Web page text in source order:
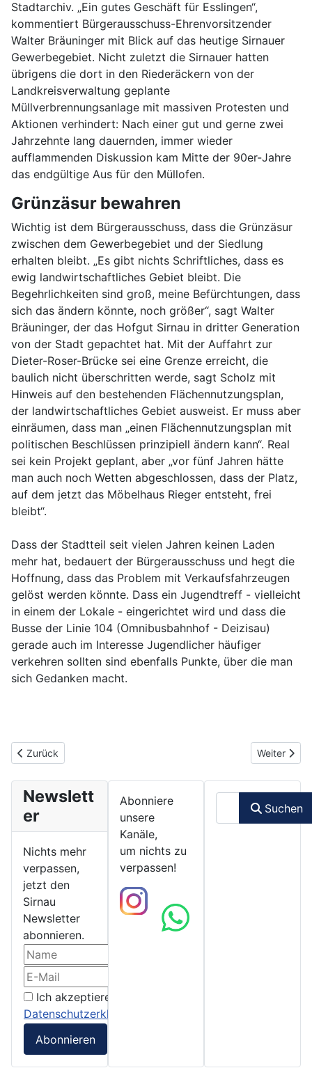
Stadtarchiv. „Ein gutes Geschäft für Esslingen“,
kommentiert Bürgerausschuss-Ehrenvorsitzender
Walter Bräuninger mit Blick auf das heutige Sirnauer
Gewerbegebiet. Nicht zuletzt die Sirnauer hatten
übrigens die dort in den Riederäckern von der
Landkreisverwaltung geplante
Müllverbrennungsanlage mit massiven Protesten und
Aktionen verhindert: Nach einer gut und gerne zwei
Jahrzehnte lang dauernden, immer wieder
aufflammenden Diskussion kam Mitte der 90er-Jahre
das endgültige Aus für den Müllofen.
Grünzäsur bewahren
Wichtig ist dem Bürgerausschuss, dass die Grünzäsur
zwischen dem Gewerbegebiet und der Siedlung
erhalten bleibt. „Es gibt nichts Schriftliches, dass es
ewig landwirtschaftliches Gebiet bleibt. Die
Begehrlichkeiten sind groß, meine Befürchtungen, dass
sich das ändern könnte, noch größer“, sagt Walter
Bräuninger, der das Hofgut Sirnau in dritter Generation
von der Stadt gepachtet hat. Mit der Auffahrt zur
Dieter-Roser-Brücke sei eine Grenze erreicht, die
baulich nicht überschritten werde, sagt Scholz mit
Hinweis auf den bestehenden Flächennutzungsplan,
der landwirtschaftliches Gebiet ausweist. Er muss aber
einräumen, dass man „einen Flächennutzungsplan mit
politischen Beschlüssen prinzipiell ändern kann“. Real
sei kein Projekt geplant, aber „vor fünf Jahren hätte
man auch noch Wetten abgeschlossen, dass der Platz,
auf dem jetzt das Möbelhaus Rieger entsteht, frei
bleibt“.
Dass der Stadtteil seit vielen Jahren keinen Laden
mehr hat, bedauert der Bürgerausschuss und hegt die
Hoffnung, dass das Problem mit Verkaufsfahrzeugen
gelöst werden könnte. Dass ein Jugendtreff - vielleicht
in einem der Lokale - eingerichtet wird und dass die
Busse der Linie 104 (Omnibusbahnhof - Deizisau)
gerade auch im Interesse Jugendlicher häufiger
verkehren sollten sind ebenfalls Punkte, über die man
sich Gedanken macht.
Vorheriger Beitrag: Mit eigenen Ideen gegen den Krach
Zurück Nächster
Weiter
Newslett
er
Nichts mehr
verpassen,
jetzt den
Sirnau
Newsletter
abonnieren.
Ich akzeptiere die
Datenschutzerklärung
Abonnieren
Abonniere
unsere
Kanäle,
um nichts zu
verpassen!
Suchen
Suchen